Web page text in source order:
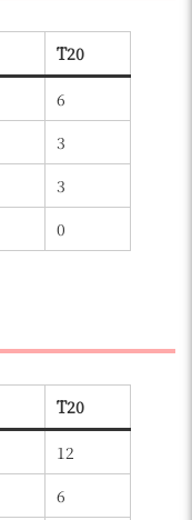
T20
6
3
3
0
T20
12
6